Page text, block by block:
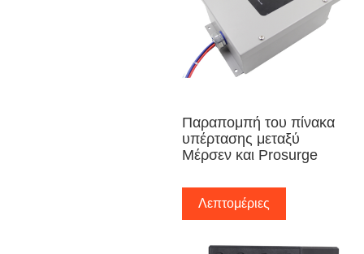
Παραπομπή του πίνακα
υπέρτασης μεταξύ
Μέρσεν και Prosurge
Λεπτομέριες